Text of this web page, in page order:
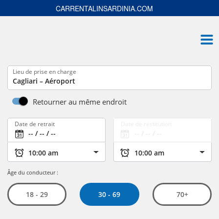
CARRENTALINSARDINIA.COM
Lieu de prise en charge
Retourner au même endroit
Date de retrait
Âge du conducteur :
18 - 29 30 - 69 70+